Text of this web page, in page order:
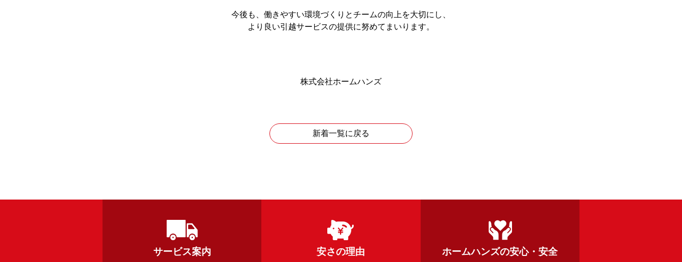
今後も、働きやすい環境づくりとチームの向上を大切にし、
より良い引越サービスの提供に努めてまいります。
株式会社ホームハンズ
新着一覧に戻る
サービス案内 安さの理由 ホームハンズの安心・安全